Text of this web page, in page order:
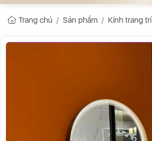
Trang chủ Sản phẩm Kính trang trí